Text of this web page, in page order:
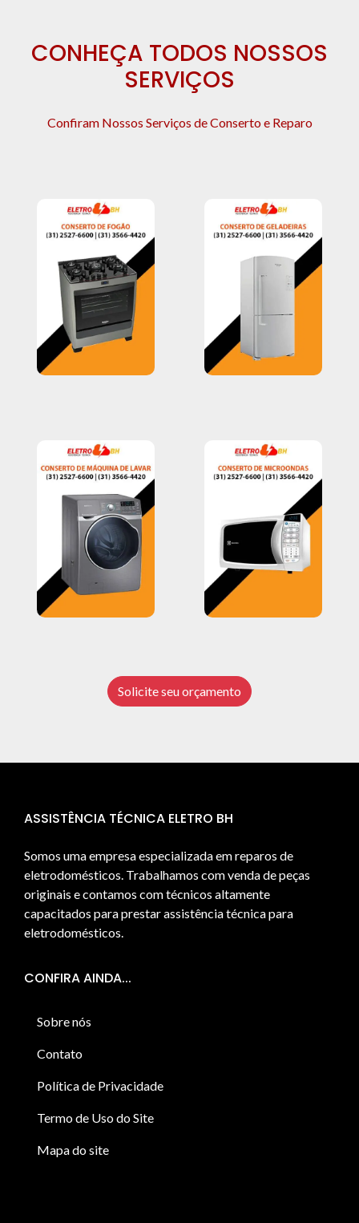
CONHEÇA TODOS NOSSOS
SERVIÇOS
Confiram Nossos Serviços de Conserto e Reparo
Solicite seu orçamento
ASSISTÊNCIA TÉCNICA ELETRO BH
Somos uma empresa especializada em reparos de
eletrodomésticos. Trabalhamos com venda de peças
originais e contamos com técnicos altamente
capacitados para prestar assistência técnica para
eletrodomésticos.
CONFIRA AINDA...
Sobre nós
Contato
Política de Privacidade
Termo de Uso do Site
Mapa do site